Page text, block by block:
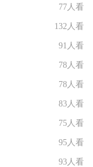
77人看
132人看
91人看
78人看
78人看
83人看
75人看
95人看
93人看